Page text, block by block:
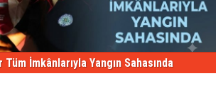
İmkânlarıyla Yangın Sahasında